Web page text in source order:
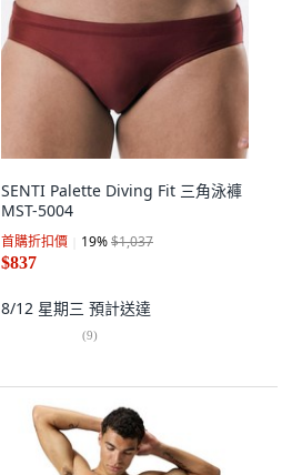
SENTI Palette Diving Fit 三角泳褲
MST-5004
首購折扣價 19%$1,037
$837
8/12 星期三 預計送達
(9)